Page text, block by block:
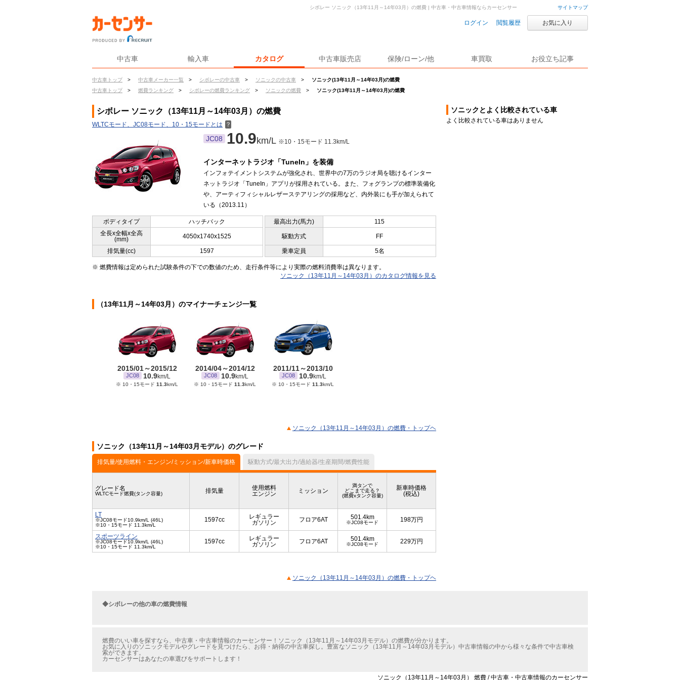
サイトマップ
ログイン 閲覧履歴 お気に入り
中古車 輸入車 カタログ 中古車販売店 保険/ローン/他 車買取 お役立ち記事
中古車トップ > 中古車メーカー一覧 > シボレーの中古車 > ソニックの中古車 >
ソニック(13年11月～14年03月)の燃費
中古車トップ
> 燃費ランキング > シボレーの燃費ランキング > ソニックの燃費 > ソニック(13年11月～14年03月)の燃費
シボレー ソニック（13年11月～14年03月）の燃費 | 中古車・中古車情報ならカーセンサー
シボレー ソニック（13年11月～14年03月）の燃費
WLTCモード、JC08モード、10・15モードとは ？
JC08 10.9km/L ※10・15モード 11.3km/L
インターネットラジオ「TuneIn」を装備
インフォテイメントシステムが強化され、世界中の7万のラジオ局を聴けるインター
ネットラジオ「TuneIn」アプリが採用されている。また、フォグランプの標準装備化
や、アーティフィシャルレザーステアリングの採用など、内外装にも手が加えられて
いる（2013.11）
ボディタイプ ハッチバック 最高出力(馬力)
115
全長x全幅x全高
(mm)
4050x1740x1525 駆動方式 FF
排気量(cc) 1597 乗車定員 5名
※ 燃費情報は定められた試験条件の下での数値のため、走行条件等により実際の燃料消費率は異なります。
ソニック（13年11月～14年03月）のカタログ情報を見る
（13年11月～14年03月）のマイナーチェンジ一覧
2015/01～2015/12
JC08 10.9km/L
※ 10・15モード 11.3km/L
2014/04～2014/12
JC08 10.9km/L
※ 10・15モード 11.3km/L
2011/11～2013/10
JC08 10.9km/L
※ 10・15モード 11.3km/L
ソニック（13年11月～14年03月）の燃費・トップヘ
ソニック（13年11月～14年03月モデル）のグレード
排気量/使用燃料・エンジン/ミッション/新車時価格 駆動方式/最大出力/過給器/生産期間/燃費性能
グレード名
WLTCモード燃費(タンク容量) 排気量
使用燃料
エンジン
ミッション
満タンで
どこまで走る？
(燃費xタンク容量)
新車時価格
(税込)
LT
※JC08モード10.9km/L (46L)
※10・15モード 11.3km/L
1597cc
レギュラー
ガソリン
フロア6AT 501.4km
※JC08モード 198万円
スポーツライン
※JC08モード10.9km/L (46L)
※10・15モード 11.3km/L
1597cc
レギュラー
ガソリン
フロア6AT 501.4km
※JC08モード 229万円
ソニック（13年11月～14年03月）の燃費・トップヘ
ソニックとよく比較されている車
よく比較されている車はありません
◆シボレーの他の車の燃費情報
燃費のいい車を探すなら、中古車・中古車情報のカーセンサー！ソニック（13年11月～14年03月モデル）の燃費が分かります。
お気に入りのソニックモデルやグレードを見つけたら、お得・納得の中古車探し。豊富なソニック（13年11月～14年03月モデル）中古車情報の中から様々な条件で中古車検
索ができます。
カーセンサーはあなたの車選びをサポートします！
ソニック（13年11月～14年03月） 燃費 / 中古車・中古車情報のカーセンサー